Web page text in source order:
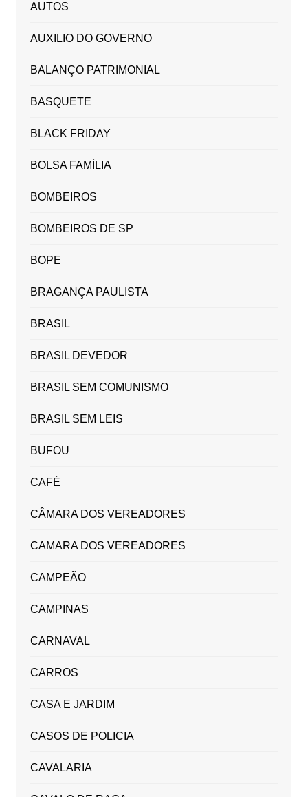
AUTOS
AUXILIO DO GOVERNO
BALANÇO PATRIMONIAL
BASQUETE
BLACK FRIDAY
BOLSA FAMÍLIA
BOMBEIROS
BOMBEIROS DE SP
BOPE
BRAGANÇA PAULISTA
BRASIL
BRASIL DEVEDOR
BRASIL SEM COMUNISMO
BRASIL SEM LEIS
BUFOU
CAFÉ
CÂMARA DOS VEREADORES
CAMARA DOS VEREADORES
CAMPEÃO
CAMPINAS
CARNAVAL
CARROS
CASA E JARDIM
CASOS DE POLICIA
CAVALARIA